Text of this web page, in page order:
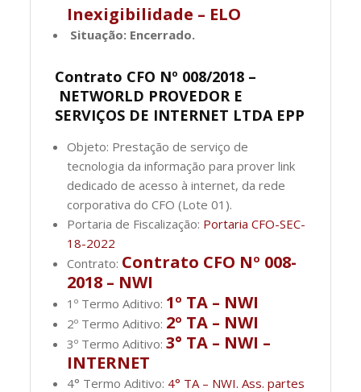
Inexigibilidade – ELO
Situação: Encerrado.
Contrato CFO Nº 008/2018 –
NETWORLD PROVEDOR E
SERVIÇOS DE INTERNET LTDA EPP
Objeto: Prestação de serviço de
tecnologia da informação para prover link
dedicado de acesso à internet, da rede
corporativa do CFO (Lote 01).
Portaria de Fiscalização: Portaria CFO-SEC-
18-2022
Contrato: Contrato CFO Nº 008-
2018 – NWI
1º Termo Aditivo: 1º TA – NWI
2º Termo Aditivo: 2º TA – NWI
3º Termo Aditivo:3° TA – NWI –
INTERNET
4° Termo Aditivo: 4° TA – NWI. Ass. partes